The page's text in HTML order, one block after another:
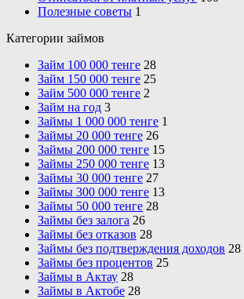
Полезные советы 1
Категории займов
Займ 100 000 тенге 28
Займ 150 000 тенге 25
Займ 500 000 тенге 2
Займ на год 3
Займы 1 000 000 тенге 1
Займы 20 000 тенге 26
Займы 200 000 тенге 15
Займы 250 000 тенге 13
Займы 30 000 тенге 27
Займы 300 000 тенге 13
Займы 50 000 тенге 28
Займы без залога 26
Займы без отказов 28
Займы без подтверждения доходов 28
Займы без процентов 25
Займы в Актау 28
Займы в Актобе 28